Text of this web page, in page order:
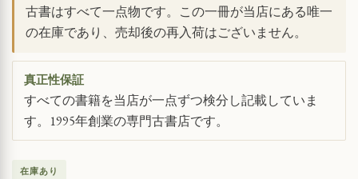
古書はすべて一点物です。この一冊が当店にある唯一
の在庫であり、売却後の再入荷はございません。
真正性保証
すべての書籍を当店が一点ずつ検分し記載していま
す。1995年創業の専門古書店です。
在庫あり